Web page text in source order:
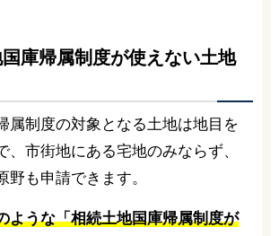
庫帰属制度が使えない土地
属制度の対象となる土地は地目を
、市街地にある宅地のみならず、
野も申請できます。
ような「相続土地国庫帰属制度が